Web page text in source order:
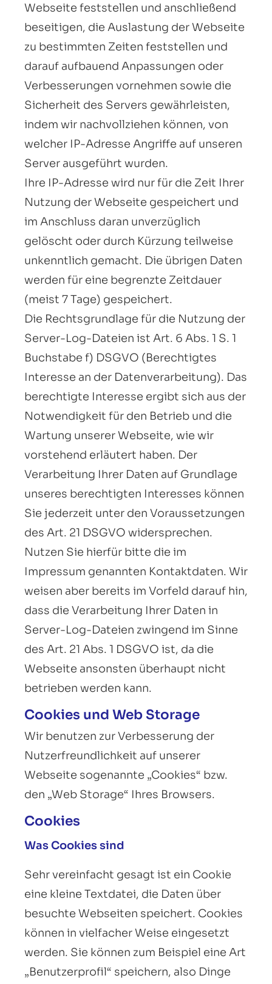
Webseite feststellen und anschließend
beseitigen, die Auslastung der Webseite
zu bestimmten Zeiten feststellen und
darauf aufbauend Anpassungen oder
Verbesserungen vornehmen sowie die
Sicherheit des Servers gewährleisten,
indem wir nachvollziehen können, von
welcher IP-Adresse Angriffe auf unseren
Server ausgeführt wurden.
Ihre IP-Adresse wird nur für die Zeit Ihrer
Nutzung der Webseite gespeichert und
im Anschluss daran unverzüglich
gelöscht oder durch Kürzung teilweise
unkenntlich gemacht. Die übrigen Daten
werden für eine begrenzte Zeitdauer
(meist 7 Tage) gespeichert.
Die Rechtsgrundlage für die Nutzung der
Server-Log-Dateien ist Art. 6 Abs. 1 S. 1
Buchstabe f) DSGVO (Berechtigtes
Interesse an der Datenverarbeitung). Das
berechtigte Interesse ergibt sich aus der
Notwendigkeit für den Betrieb und die
Wartung unserer Webseite, wie wir
vorstehend erläutert haben. Der
Verarbeitung Ihrer Daten auf Grundlage
unseres berechtigten Interesses können
Sie jederzeit unter den Voraussetzungen
des Art. 21 DSGVO widersprechen.
Nutzen Sie hierfür bitte die im
Impressum genannten Kontaktdaten. Wir
weisen aber bereits im Vorfeld darauf hin,
dass die Verarbeitung Ihrer Daten in
Server-Log-Dateien zwingend im Sinne
des Art. 21 Abs. 1 DSGVO ist, da die
Webseite ansonsten überhaupt nicht
betrieben werden kann.
Cookies und Web Storage
Wir benutzen zur Verbesserung der
Nutzerfreundlichkeit auf unserer
Webseite sogenannte „Cookies“ bzw.
den „Web Storage“ Ihres Browsers.
Cookies
Was Cookies sind
Sehr vereinfacht gesagt ist ein Cookie
eine kleine Textdatei, die Daten über
besuchte Webseiten speichert. Cookies
können in vielfacher Weise eingesetzt
werden. Sie können zum Beispiel eine Art
„Benutzerprofil“ speichern, also Dinge